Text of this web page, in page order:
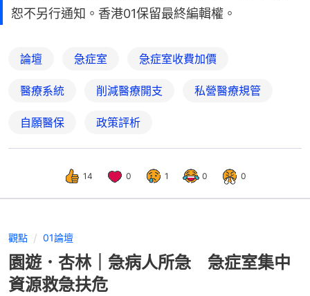
恕不另行通知。香港01保留最終編輯權。
論壇 急症室 急症室收費加價
醫療系統 削減醫療開支 私營醫療規管
自願醫保 政策評析
14 0 1 0 0
觀點 01論壇
園遊．杏林｜急病人所急 急症室集中
資源救急扶危